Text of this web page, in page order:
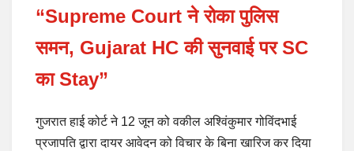
“Supreme Court ने रोका पुलिस
समन, Gujarat HC की सुनवाई पर SC
का Stay”
गुजरात हाई कोर्ट ने 12 जून को वकील अश्विंकुमार गोविंदभाई
प्रजापति द्वारा दायर आवेदन को विचार के बिना खारिज कर दिया